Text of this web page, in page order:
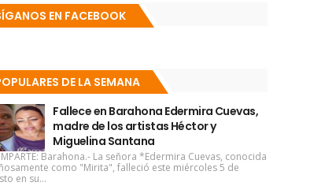
EN FACEBOOK
DE LA SEMANA
Fallece en Barahona Edermira Cuevas,
madre de los artistas Héctor y
Miguelina Santana
Barahona.- La señora *Edermira Cuevas, conocida
como "Mirita", falleció este miércoles 5 de
en su...